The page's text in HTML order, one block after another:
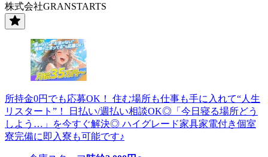
株式会社GRANSTARTS
所持金0円でも応募OK！ 住む場所も仕事も手に入れて“人生
リスタート”！ 日払い/週払い相談OK◎「今日寝る場所どう
しよう…」を今すぐ解決◎ ハイグレード家具家電付き個室
寮完備に即入寮も可能です♪